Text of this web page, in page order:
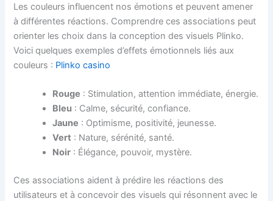
Les couleurs influencent nos émotions et peuvent amener
à différentes réactions. Comprendre ces associations peut
orienter les choix dans la conception des visuels Plinko.
Voici quelques exemples d’effets émotionnels liés aux
couleurs : Plinko casino
Rouge : Stimulation, attention immédiate, énergie.
Bleu : Calme, sécurité, confiance.
Jaune : Optimisme, positivité, jeunesse.
Vert : Nature, sérénité, santé.
Noir : Élégance, pouvoir, mystère.
Ces associations aident à prédire les réactions des
utilisateurs et à concevoir des visuels qui résonnent avec le